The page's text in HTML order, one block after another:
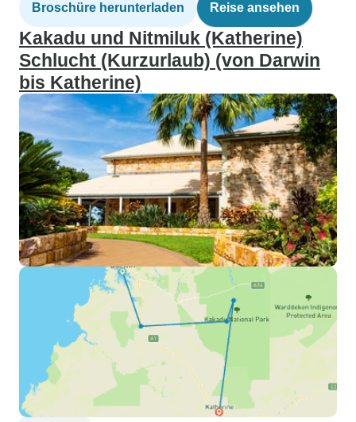
Broschüre herunterladen Reise ansehen
Kakadu und Nitmiluk (Katherine)
Schlucht (Kurzurlaub) (von Darwin
bis Katherine)